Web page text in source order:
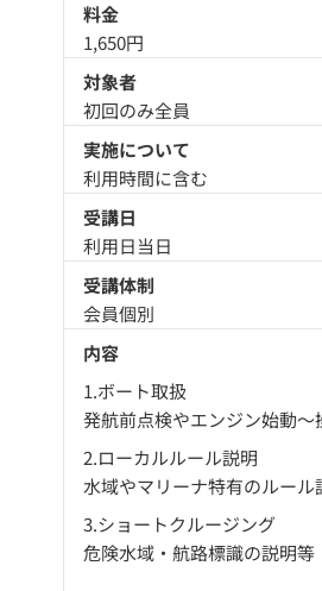
料金
1,650円
対象者
初回のみ全員
実施について
利用時間に含む
受講日
利用日当日
受講体制
会員個別
内容
1.ボート取扱
発航前点検やエンジン始動～
2.ローカルルール説明
水域やマリーナ特有のルール
3.ショートクルージング
危険水域・航路標識の説明等